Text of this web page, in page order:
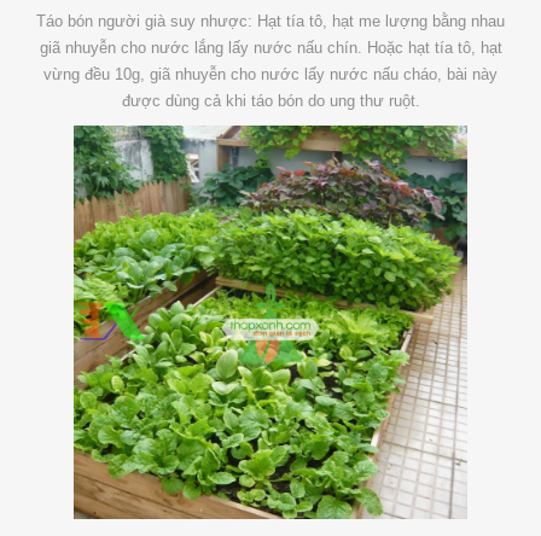
Táo bón người già suy nhược: Hạt tía tô, hạt me lượng bằng nhau
giã nhuyễn cho nước lắng lấy nước nấu chín. Hoặc hạt tía tô, hạt
vừng đều 10g, giã nhuyễn cho nước lấy nước nấu cháo, bài này
được dùng cả khi táo bón do ung thư ruột.